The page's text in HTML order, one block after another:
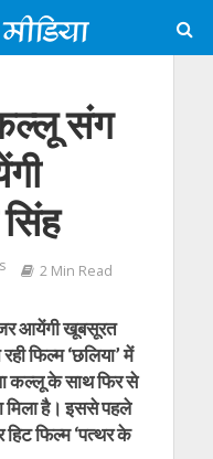
संग
2 Min Read
आयेंगी खूबसूरत
फिल्‍म ‘छलिया’ में
कल्लू के साथ फिर से
मिला है। इससे पहले
फिल्‍म ‘पत्‍थर के